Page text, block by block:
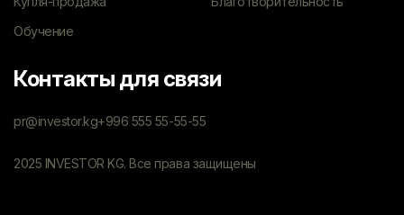
Обучение
Контакты для связи
pr@investor.kg+996 555 55-55-55
2025 INVESTOR KG. Все права защищены